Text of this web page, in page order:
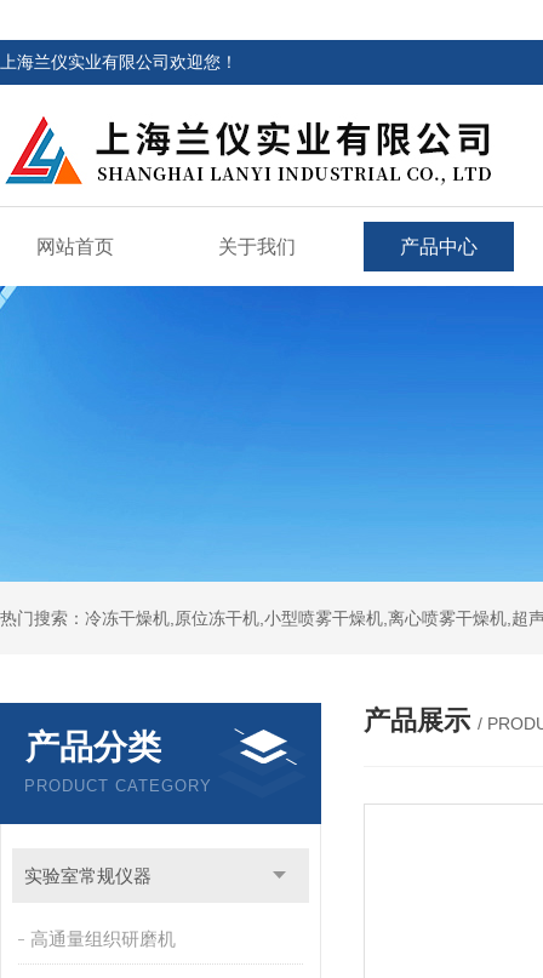
上海兰仪实业有限公司欢迎您！
网站首页 关于我们 产品中心
热门搜索：冷冻干燥机,原位冻干机,小型喷雾干燥机,离心喷雾干燥机,超
产品分类
PRODUCT CATEGORY
实验室常规仪器
高通量组织研磨机
产品展示 /